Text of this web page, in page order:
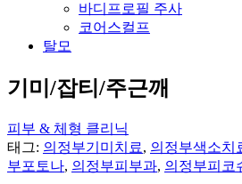
바디프로필 주사
코어스컬프
탈모
기미/잡티/주근깨
피부 & 체형 클리닉
태그: 의정부기미치료, 의정부색소치
부포토나, 의정부피부과, 의정부피코